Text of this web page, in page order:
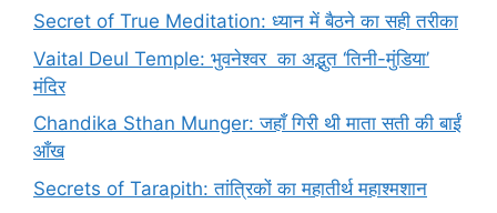
Secret of True Meditation: ध्यान में बैठने का सही तरीका
Vaital Deul Temple: भुवनेश्वर का अद्भुत ‘तिनी-मुंडिया’
मंदिर
Chandika Sthan Munger: जहाँ गिरी थी माता सती की बाईं
आँख
Secrets of Tarapith: तांत्रिकों का महातीर्थ महाश्मशान